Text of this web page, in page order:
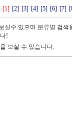
[1] [2] [3] [4] [5] [6] [7]
실수 있으며 분류별 검
!
보실 수 있습니다.